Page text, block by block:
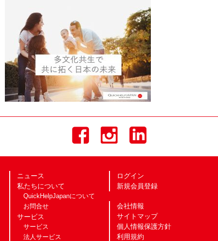
ニュース
私たちについて
QuickHelpJapanについて
お問合せ
サービス
サービス
法人サービス
ログイン
新規会員登録
会社情報
サイトマップ
個人情報保護方針
利用規約